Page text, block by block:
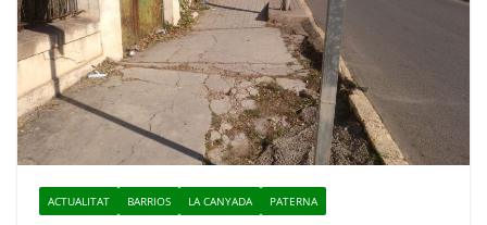
ACTUALITAT BARRIOS LA CANYADA PATERNA